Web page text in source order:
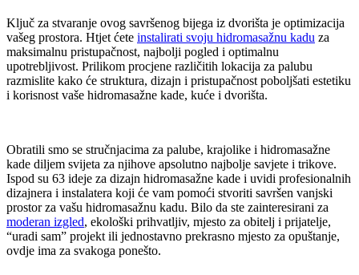
Ključ za stvaranje ovog savršenog bijega iz dvorišta je optimizacija
vašeg prostora. Htjet ćete instalirati svoju hidromasažnu kadu za
maksimalnu pristupačnost, najbolji pogled i optimalnu
upotrebljivost. Prilikom procjene različitih lokacija za palubu
razmislite kako će struktura, dizajn i pristupačnost poboljšati estetiku
i korisnost vaše hidromasažne kade, kuće i dvorišta.
Obratili smo se stručnjacima za palube, krajolike i hidromasažne
kade diljem svijeta za njihove apsolutno najbolje savjete i trikove.
Ispod su 63 ideje za dizajn hidromasažne kade i uvidi profesionalnih
dizajnera i instalatera koji će vam pomoći stvoriti savršen vanjski
prostor za vašu hidromasažnu kadu. Bilo da ste zainteresirani za
moderan izgled, ekološki prihvatljiv, mjesto za obitelj i prijatelje,
“uradi sam” projekt ili jednostavno prekrasno mjesto za opuštanje,
ovdje ima za svakoga ponešto.